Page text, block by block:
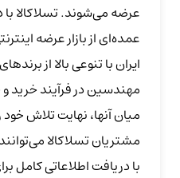
عرضه می‏‏‏‌شوند. تسلاکالا
عمده‏‌ای از بازار عرضه
ایران با تنوعی بالا از
مهندسین در فرآیند خرید
میان آنها، نهایت تلاش
مشتریان تسلاکالا
با دریافت اطلاعاتی کامل